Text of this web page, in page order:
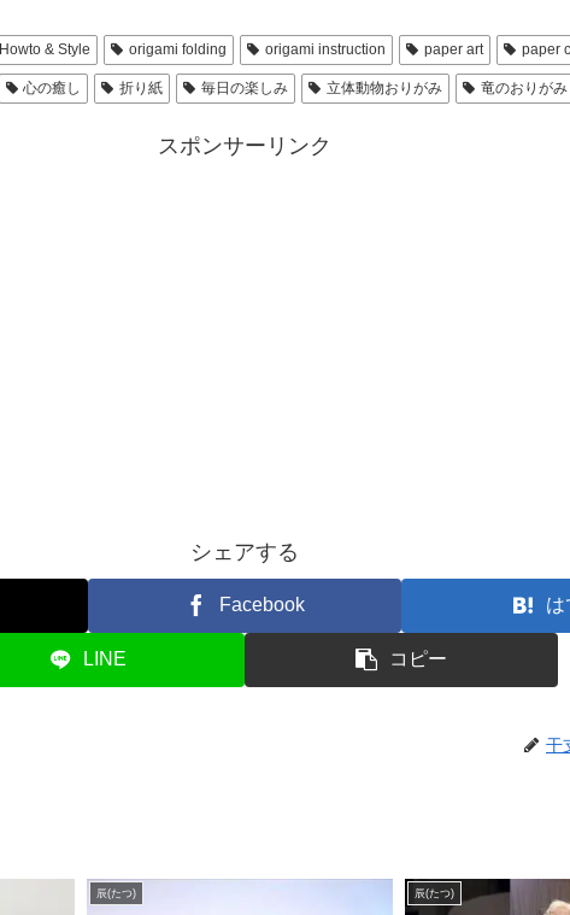
Howto & Style origami folding origami instruction paper art paper
心の癒し 折り紙 毎日の楽しみ 立体動物おりがみ 竜のおりがみ
スポンサーリンク
シェアする
Facebook は
LINE コピー
干
辰(たつ) 辰(たつ)